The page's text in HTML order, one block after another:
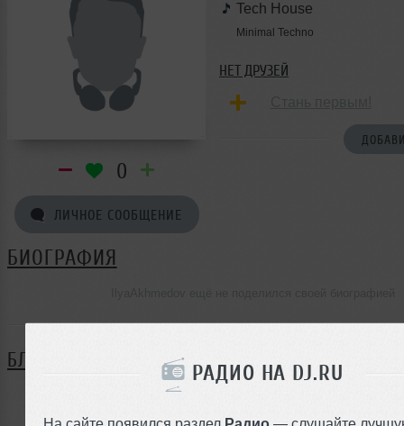
РАДИО НА DJ.RU
На сайте появился раздел Радио — слушайте
0
ЛИЧНОЕ СООБЩЕНИЕ
Tech House
Minimal Techno
НЕТ ДРУЗЕЙ
БИОГРАФИЯ
БЛОГ